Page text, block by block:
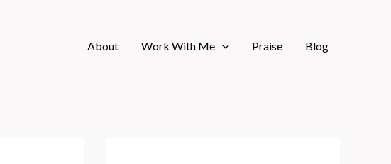
About Work With Me Praise Blog